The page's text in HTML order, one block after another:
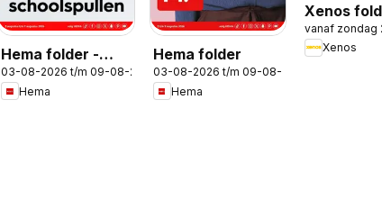
Hema folder -
Magazine
03-08-2026 t/m 09-08-2026
Hema
Hema folder
03-08-2026 t/m 09-08-2026
Hema
Xenos
vanaf
Xenos